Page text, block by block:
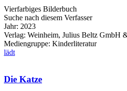
Vierfarbiges Bilderbuch
Suche nach diesem Verfasser
Jahr: 2023
Verlag: Weinheim, Julius Beltz GmbH
Mediengruppe: Kinderliteratur
lädt
Die Katze